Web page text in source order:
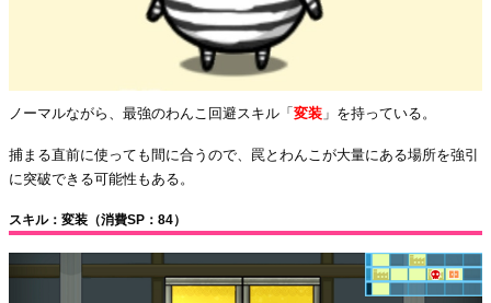
ノーマルながら、最強のわんこ回避スキル「 変装 」を持っている。
捕まる直前に使っても間に合うので、罠とわんこが大量にある場所を強引
に突破できる可能性もある。
スキル：変装（消費SP：84）